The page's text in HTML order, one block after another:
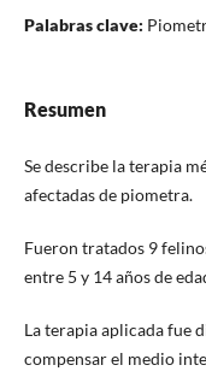
Palabras clave:
Resumen
Se describe la terapia
afectadas de piometra.
Fueron tratados 9
entre 5 y 14 años de
La terapia aplicada fue
compensar el medio